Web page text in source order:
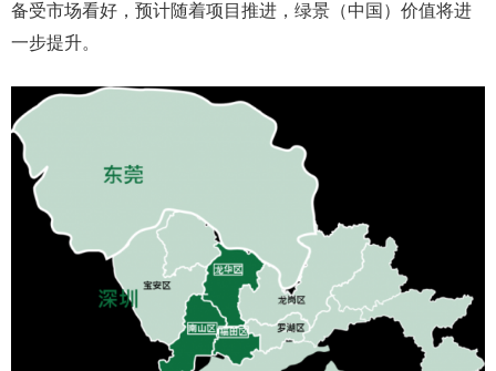
备受市场看好，预计随着项目推进，绿景（中国）价值将进
一步提升。